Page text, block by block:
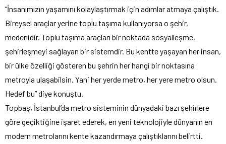
“İnsanımızın yaşamını kolaylaştırmak için adımlar atmaya çalıştık.
Bireysel araçlar yerine toplu taşıma kullanıyorsa o şehir,
medenidir. Toplu taşıma araçları bir noktada sosyalleşme,
şehirleşmeyi sağlayan bir sistemdir. Bu kentte yaşayan her insan,
bir ülke özelliği gösteren bu şehrin her hangi bir noktasına
metroyla ulaşabilsin. Yani her yerde metro, her yere metro olsun.
Hedef bu” diye konuştu.
Topbaş, İstanbul’da metro sisteminin dünyadaki bazı şehirlere
göre geçiktiğine işaret ederek, en yeni teknolojiyle dünyanın en
modern metrolarını kente kazandırmaya çalıştıklarını belirtti.